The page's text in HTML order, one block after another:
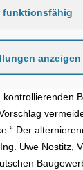
müssen die
der
Der
Uwe Nostitz,
funktionsfähig
anzeigen